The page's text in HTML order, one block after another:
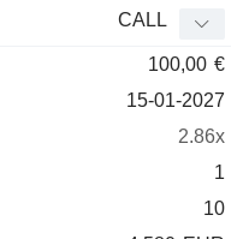
CALL
100,00 €
15-01-2027
2.86x
1
10